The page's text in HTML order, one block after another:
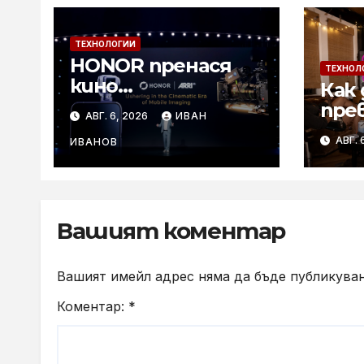
ТЕХНОЛОГИИ
HONOR пренася
кино
технологиите на
ARRI в мобилното
творчество на
събитието
АВГ. 6, 2026 ИВАН
ИВАНОВ
Как
с
АВГ.
Вашият коментар
Вашият имейл адрес няма да бъде
Коментар: *